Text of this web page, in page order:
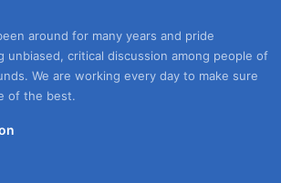
around for many years and pride
unbiased, critical discussion among people of
We are working every day to make sure
of the best.